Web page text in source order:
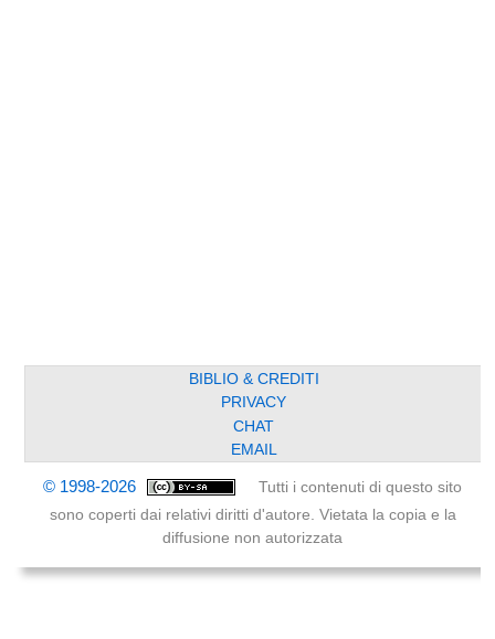
BIBLIO & CREDITI
PRIVACY
CHAT
EMAIL
© 1998-2026
Tutti i contenuti di questo sito
sono coperti dai relativi diritti d'autore. Vietata la copia e la
diffusione non autorizzata